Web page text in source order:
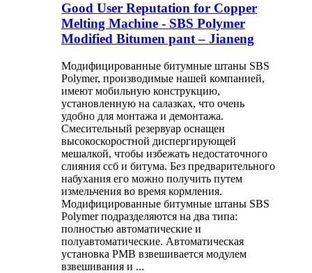
Good User Reputation for Copper
Melting Machine - SBS Polymer
Modified Bitumen pant – Jianeng
Модифицированные битумные штаны SBS
Polymer, производимые нашей компанией,
имеют мобильную конструкцию,
установленную на салазках, что очень
удобно для монтажа и демонтажа.
Смесительный резервуар оснащен
высокоскоростной диспергирующей
мешалкой, чтобы избежать недостаточного
слияния ссб и битума. Без предварительного
набухания его можно получить путем
измельчения во время кормления.
Модифицированные битумные штаны SBS
Polymer подразделяются на два типа:
полностью автоматические и
полуавтоматические. Автоматическая
установка PMB взвешивается модулем
взвешивания и ...